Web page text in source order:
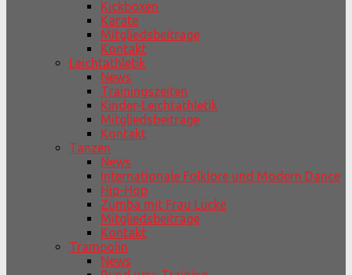
Kickboxen
Karate
Mitgliedsbeiträge
Kontakt
Leichtathletik
News
Trainingszeiten
Kinder-Leichtathletik
Mitgliedsbeiträge
Kontakt
Tanzen
News
Internationale Folklore und Modern Dance
Hip-Hop
Zumba mit Frau Lücke
Mitgliedsbeiträge
Kontakt
Trampolin
News